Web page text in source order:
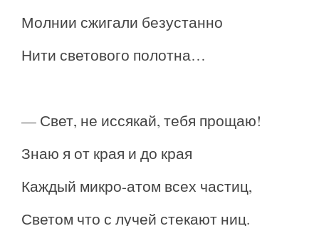
Молнии сжигали безустанно
Нити светового полотна…
— Свет, не иссякай, тебя прощаю!
Знаю я от края и до края
Каждый микро-атом всех частиц,
Светом что с лучей стекают ниц.